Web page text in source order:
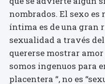
nombrados. El sexo
íntima es de una gran
sexualidad a través
quererse mostrar
somos ingenuos para
placentera “, no es